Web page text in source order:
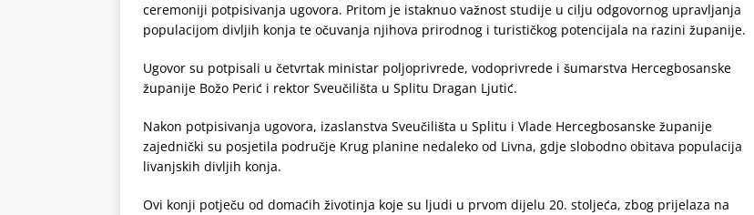
ceremoniji potpisivanja ugovora. Pritom je istaknuo važnost studije u cilju odgovornog upravljanja
populacijom divljih konja te očuvanja njihova prirodnog i turističkog potencijala na razini županije.
Ugovor su potpisali u četvrtak ministar poljoprivrede, vodoprivrede i šumarstva Hercegbosanske
županije Božo Perić i rektor Sveučilišta u Splitu Dragan Ljutić.
Nakon potpisivanja ugovora, izaslanstva Sveučilišta u Splitu i Vlade Hercegbosanske županije
zajednički su posjetila područje Krug planine nedaleko od Livna, gdje slobodno obitava populacija
livanjskih divljih konja.
Ovi konji potječu od domaćih životinja koje su ljudi u prvom dijelu 20. stoljeća, zbog prijelaza na